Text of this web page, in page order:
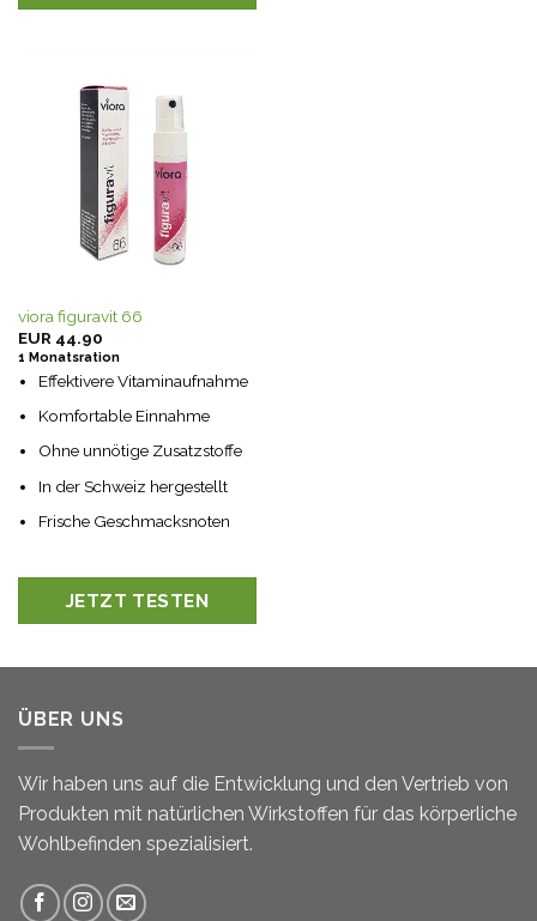
viora figuravit 66
EUR 44.90
1 Monatsration
Effektivere Vitaminaufnahme
Komfortable Einnahme
Ohne unnötige Zusatzstoffe
In der Schweiz hergestellt
Frische Geschmacksnoten
JETZT TESTEN
ÜBER UNS
Wir haben uns auf die Entwicklung und den Vertrieb von
Produkten mit natürlichen Wirkstoffen für das körperliche
Wohlbefinden spezialisiert.